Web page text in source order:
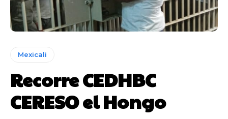
Mexicali
Recorre CEDHBC
CERESO el Hongo